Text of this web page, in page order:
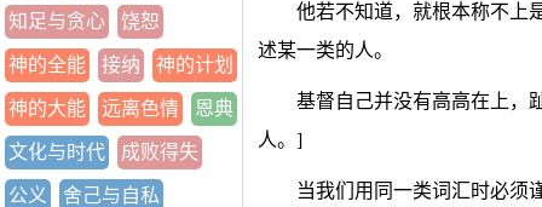
知足与贪心 饶恕
神的全能 接纳 神的计划
神的大能 远离色情 恩典
文化与时代 成败得失
公义 舍己与自私
他若不知道，就根本称不上
述某一类的人。
基督自己并没有高高在上，
人。]
当我们用同一类词汇时必须